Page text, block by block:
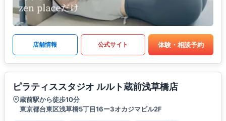
店舗情報 公式サイト 体験・相談予約
ピラティススタジオ ルルト蔵前浅草橋店
蔵前駅から徒歩10分
東京都台東区浅草橋5丁目16ー3オカジマビル2F